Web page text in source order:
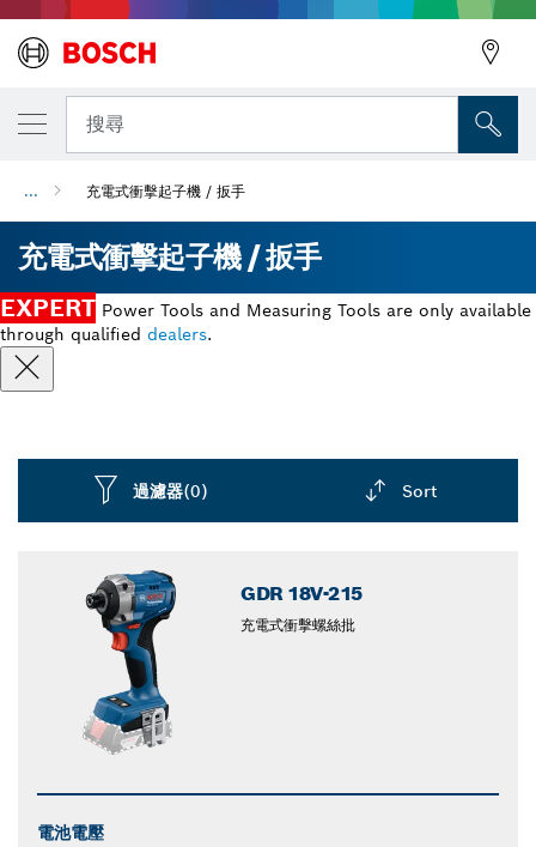
搜尋
... 充電式衝擊起子機 / 扳手
充電式衝擊起子機 / 扳手
EXPERT Power Tools and Measuring Tools are only available
through qualified dealers.
過濾器(0) Sort
GDR 18V-215
充電式衝擊螺絲批
電池電壓